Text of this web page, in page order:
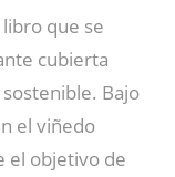
que se
cubierta
Bajo
el viñedo
el objetivo de